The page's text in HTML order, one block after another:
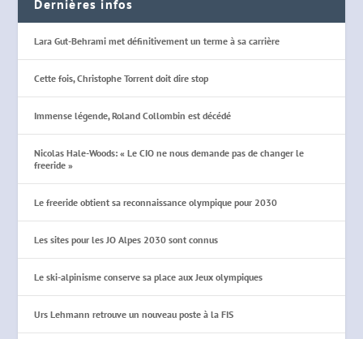
Dernières infos
Lara Gut-Behrami met définitivement un terme à sa carrière
Cette fois, Christophe Torrent doit dire stop
Immense légende, Roland Collombin est décédé
Nicolas Hale-Woods: « Le CIO ne nous demande pas de changer le
freeride »
Le freeride obtient sa reconnaissance olympique pour 2030
Les sites pour les JO Alpes 2030 sont connus
Le ski-alpinisme conserve sa place aux Jeux olympiques
Urs Lehmann retrouve un nouveau poste à la FIS